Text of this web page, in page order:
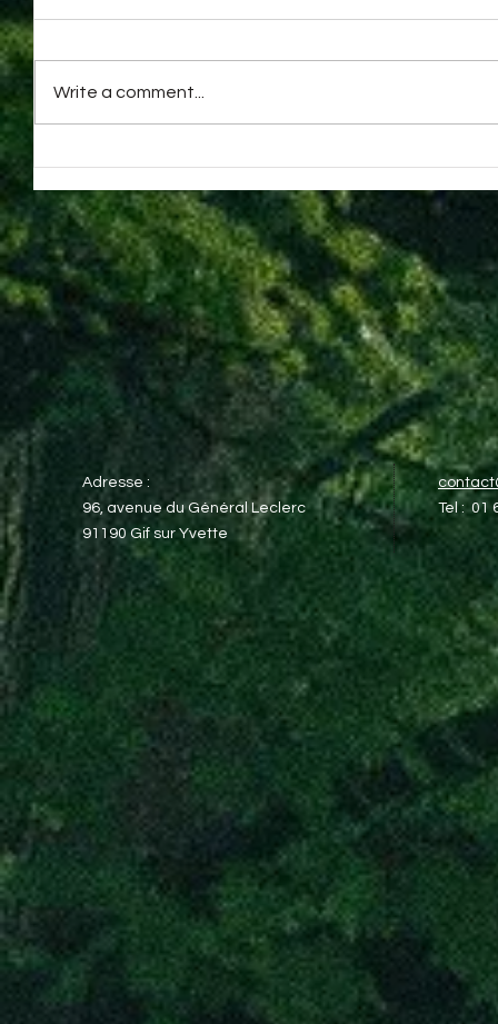
Write a comment...
Adresse :
96, avenue du Général Leclerc​
91190 Gif sur Yvette
Tel : 01